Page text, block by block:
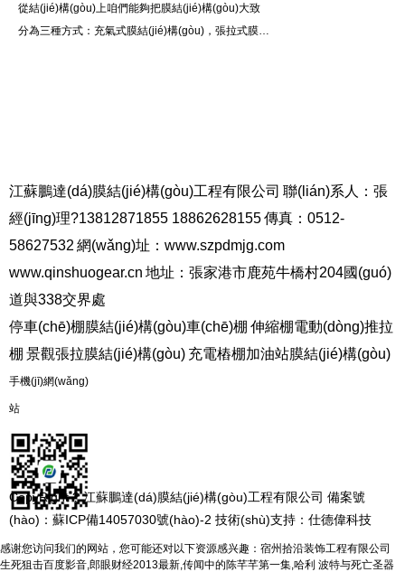
從結(jié)構(gòu)上咱們能夠把膜結(jié)構(gòu)大致
分為三種方式：充氣式膜結(jié)構(gòu)，張拉式膜…
江蘇鵬達(dá)膜結(jié)構(gòu)工程有限公司 聯(lián)系人：張
經(jīng)理?13812871855 18862628155傳真：0512-
58627532 網(wǎng)址：www.szpdmjg.com
www.qinshuogear.cn 地址：張家港市鹿苑牛橋村204國(guó)
道與338交界處
停車(chē)棚膜結(jié)構(gòu)車(chē)棚 伸縮棚電動(dòng)推拉
棚 景觀張拉膜結(jié)構(gòu) 充電樁棚加油站膜結(jié)構(gòu)
手機(jī)網(wǎng)
站
CopyRight ? 江蘇鵬達(dá)膜結(jié)構(gòu)工程有限公司 備案號
(hào)：蘇ICP備14057030號(hào)-2 技術(shù)支持：仕德偉科技
感谢您访问我们的网站，您可能还对以下资源感兴趣：宿州拾沿装饰工程有限公司
生死狙击百度影音,郎眼财经2013最新,传闻中的陈芊芊第一集,哈利 波特与死亡圣器